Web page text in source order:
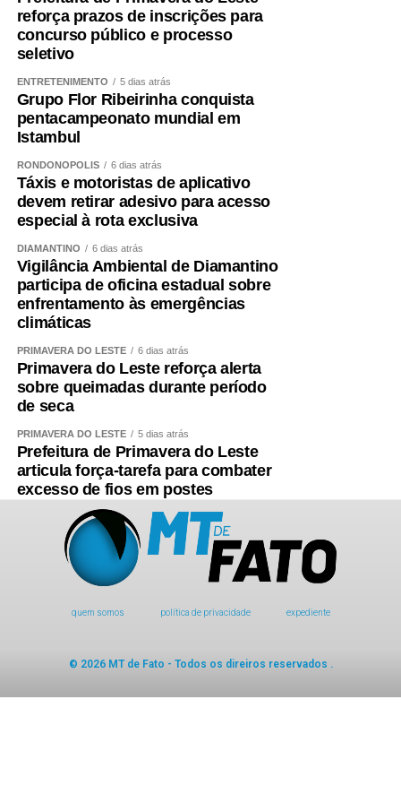
Prefeito de Diamantino, Chico Mendes.
COMENTE ABAIXO:
WhatsApp
Facebook
Twitter
Messenger
LinkedIn
Share
reforça prazos de inscrições para
concurso público e processo
seletivo
ENTRETENIMENTO 5 dias atrás
Grupo Flor Ribeirinha conquista
pentacampeonato mundial em
Istambul
RONDONÓPOLIS 6 dias atrás
Táxis e motoristas de aplicativo
devem retirar adesivo para acesso
especial à rota exclusiva
DIAMANTINO 6 dias atrás
Vigilância Ambiental de Diamantino
participa de oficina estadual sobre
enfrentamento às emergências
climáticas
PRIMAVERA DO LESTE 6 dias atrás
Primavera do Leste reforça alerta
sobre queimadas durante período
de seca
PRIMAVERA DO LESTE 5 dias atrás
Prefeitura de Primavera do Leste
articula força-tarefa para combater
excesso de fios em postes
quem somos política de privacidade expediente
© 2026 MT de Fato - Todos os direiros reservados .